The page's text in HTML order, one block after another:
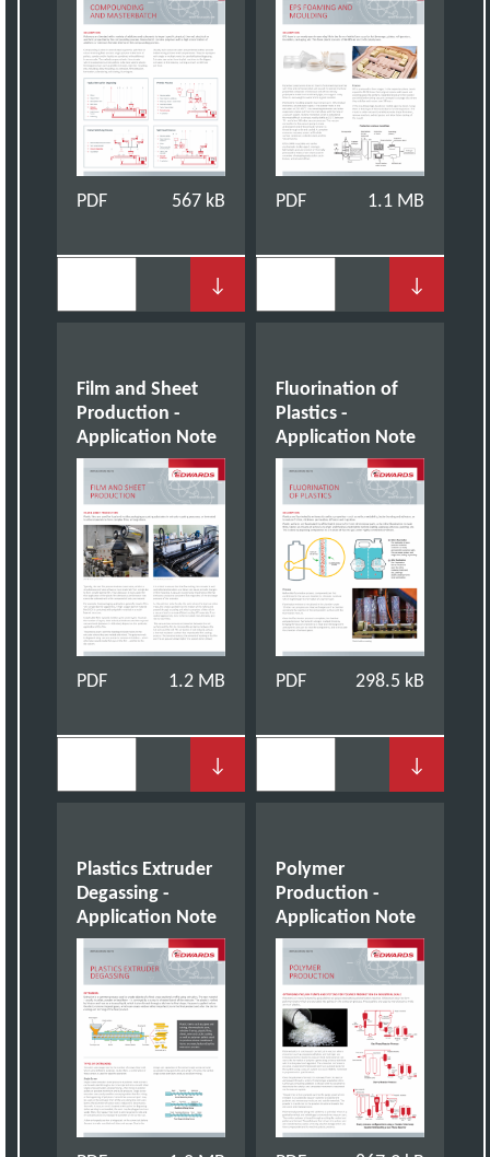
PDF 567 kB
↓
PDF 1.1 MB
↓
Film and Sheet
Production -
Application Note
PDF 1.2 MB
↓
Fluorination of
Plastics -
Application Note
PDF 298.5 kB
↓
Plastics Extruder
Degassing -
Application Note
Polymer
Production -
Application Note